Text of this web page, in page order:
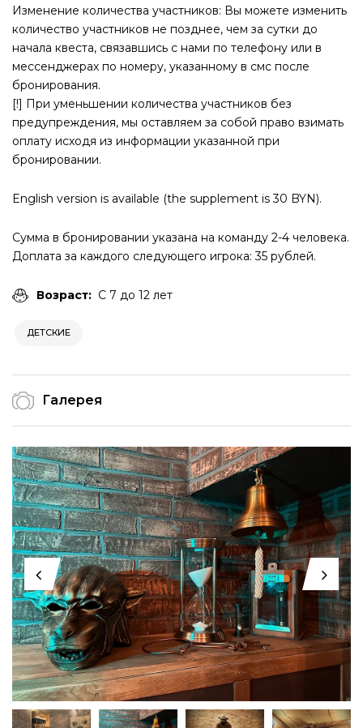
Изменение количества участников: Вы можете изменить
количество участников не позднее, чем за сутки до
начала квеста, связавшись с нами по телефону или в
мессенджерах по номеру, указанному в смс после
бронирования.
[!] При уменьшении количества участников без
предупреждения, мы оставляем за собой право взимать
оплату исходя из информации указанной при
бронировании.
English version is available (the supplement is 30 BYN).
Сумма в бронировании указана на команду 2-4 человека.
Доплата за каждого следующего игрока: 35 рублей.
Возраст: С 7 до 12 лет
ДЕТСКИЕ
Галерея